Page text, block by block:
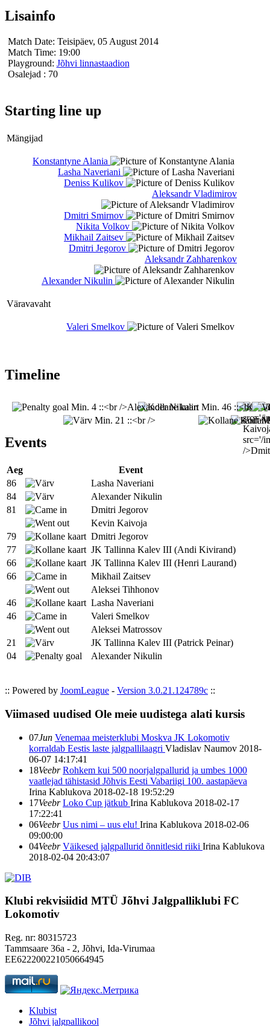
Lisainfo
Match Date: Teisipäev, 05 August 2014
Match Time: 19:00
Playground: Jõhvi linnastaadion
Osalejad : 70
Starting line up
Mängijad
Konstantyne Alania
Lasha Naveriani
Deniss Kulikov
Aleksandr Vladimirov
Dmitri Smirnov
Nikita Volkov
Mikhail Zaitsev
Dmitri Jegorov
Aleksandr Zahharenkov
Alexander Nikulin
Väravavaht
Valeri Smelkov
Timeline
Events
Aeg
Event
86
Lasha Naveriani
84
Alexander Nikulin
81
Dmitri Jegorov
Kevin Kaivoja
79
Dmitri Jegorov
77
JK Tallinna Kalev III (Andi Kivirand)
66
JK Tallinna Kalev III (Henri Laurand)
66
Mikhail Zaitsev
Aleksei Tihhonov
46
Lasha Naveriani
46
Valeri Smelkov
Aleksei Matrossov
21
JK Tallinna Kalev III (Patrick Peinar)
04
Alexander Nikulin
:: Powered by JoomLeague - Version 3.0.21.124789c ::
Viimased uudised Ole meie uudistega alati kursis
07Jun Venemaa meisterklubi Moskva JK Lokomotiv
korraldab Eestis laste jalgpallilaagri Vladislav Naumov 2018-
06-07 14:17:41
18Veebr Rohkem kui 500 noorjalgpallurid ja umbes 1000
vaatlejad tähistasid Jõhvis Eesti Vabariigi 100. aastapäeva
Irina Kablukova 2018-02-18 19:52:29
17Veebr Loko Cup jätkub Irina Kablukova 2018-02-17
17:22:41
06Veebr Uus nimi – uus elu! Irina Kablukova 2018-02-06
09:00:00
04Veebr Väikesed jalgpallurid õnnitlesid riiki Irina Kablukova
2018-02-04 20:43:07
Klubi rekvisiidid MTÜ Jõhvi Jalgpalliklubi FC
Lokomotiv
Reg. nr: 80315723
Tammsaare 36a - 2, Jõhvi, Ida-Virumaa
EE622200221050664945
Klubist
Jõhvi jalgpallikool